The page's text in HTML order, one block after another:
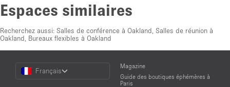
Espaces similaires
Recherchez aussi: Salles de conférence à Oakland Salles de réunion à
Oakland Bureaux flexibles à Oakland
Choose
Language
Français
Magazine
Guide des boutiques éphémères à
Paris